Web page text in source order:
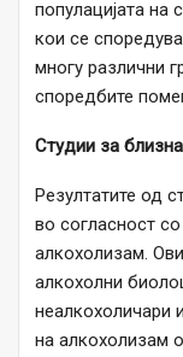
популацијата на
кои се
многу различни
споредбите
Студии за
Резултатите од
во согласност
алкохолизам.
алкохолни
неалкохоличари
на алкохолизам